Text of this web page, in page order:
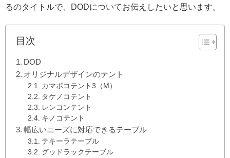
るのタイトルで、
DODについてお伝えしたいと思います。
目次
DOD
オリジナルデザインのテント
カマボコテント3（M）
タケノコテント
レンコンテント
キノコテント
幅広いニーズに対応できるテーブル
テキーラテーブル
グッドラックテーブル